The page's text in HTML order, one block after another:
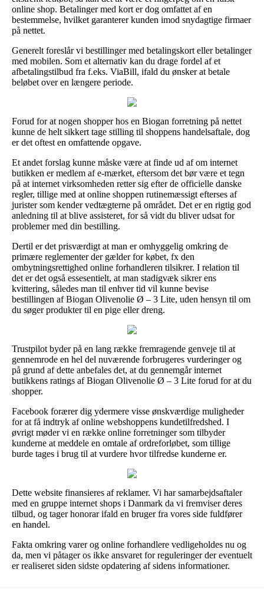
online shop. Betalinger med kort er dog omfattet af en
bestemmelse, hvilket garanterer kunden imod snydagtige firmaer
på nettet.
Generelt foreslår vi bestillinger med betalingskort eller betalinger
med mobilen. Som et alternativ kan du drage fordel af et
afbetalingstilbud fra f.eks. ViaBill, ifald du ønsker at betale
beløbet over en længere periode.
Forud for at nogen shopper hos en Biogan forretning på nettet
kunne de helt sikkert tage stilling til shoppens handelsaftale, dog
er det oftest en omfattende opgave.
Et andet forslag kunne måske være at finde ud af om internet
butikken er medlem af e-mærket, eftersom det bør være et tegn
på at internet virksomheden retter sig efter de officielle danske
regler, tillige med at online shoppen rutinemæssigt efterses af
jurister som kender vedtægterne på området. Det er en rigtig god
anledning til at blive assisteret, for så vidt du bliver udsat for
problemer med din bestilling.
Dertil er det prisværdigt at man er omhyggelig omkring de
primære reglementer der gælder for købet, fx den
ombytningsrettighed online forhandleren tilsikrer. I relation til
det er det også essesentielt, at man stadigvæk sikrer ens
kvittering, således man til enhver tid vil kunne bevise
bestillingen af Biogan Olivenolie Ø – 3 Lite, uden hensyn til om
du søger produkter til en pige eller dreng.
Trustpilot byder på en lang række fremragende genveje til at
gennemrode en hel del nuværende forbrugeres vurderinger og
på grund af dette anbefales det, at du gennemgår internet
butikkens ratings af Biogan Olivenolie Ø – 3 Lite forud for at du
shopper.
Facebook forærer dig ydermere visse ønskværdige muligheder
for at få indtryk af online webshoppens kundetilfredshed. I
øvrigt møder vi en række online forretninger som tilbyder
kunderne at meddele en omtale af ordreforløbet, som tillige
burde tages i brug til at vurdere hvor tilfredse kunderne er.
Dette website finansieres af reklamer. Vi har samarbejdsaftaler
med en gruppe internet shops i Danmark da vi fremviser deres
tilbud, og tager honorar ifald en bruger fra vores side fuldfører
en handel.
Fakta omkring varer og online forhandlere vedligeholdes nu og
da, men vi påtager os ikke ansvaret for reguleringer der eventuelt
er realiseret siden sidste opdatering af sidens informationer.